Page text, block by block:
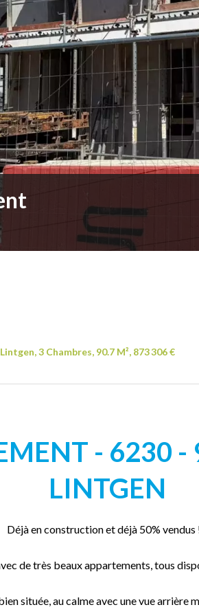
3 Chambres, 90.7 M², 873 306 €
- 6230 -
LINTGEN
Déjà en construction et déjà 50% vendus
de très beaux appartements, tous
située, au calme avec une vue arrière